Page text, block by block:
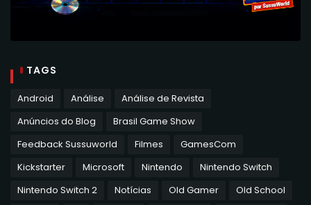
TAGS
Android Análise
Análise de Revista
Anúncios do Blog
Brasil Game Show
Feedback Sussuworld
Filmes
GamesCom
Kickstarter
Microsoft Nintendo
Nintendo Switch
Nintendo Switch 2
Notícias Old Gamer
Old School